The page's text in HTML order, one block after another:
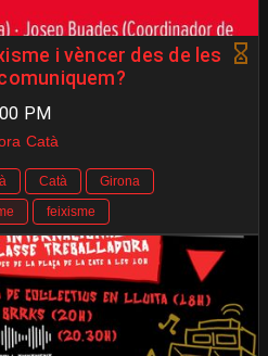
i vèncer des de les
PM
Catà
Catà
Girona
feixisme